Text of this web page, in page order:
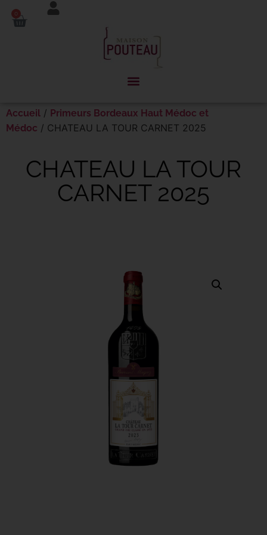
0
Accueil / Primeurs Bordeaux Haut Médoc et
Médoc / CHATEAU LA TOUR CARNET 2025
CHATEAU LA TOUR
CARNET 2025
Panneau de gestion des cookies